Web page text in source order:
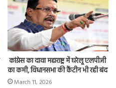
कांग्रेस का दावा महाराष्ट्र में घरेलू एलपीजी
का कमी, विधानसभा की कैंटीन भी रही बंद
March 11, 2026